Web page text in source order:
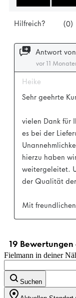
Fielmann in deiner
Suchen